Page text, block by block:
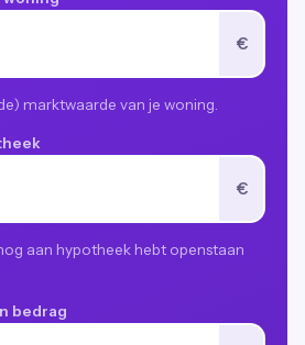
€
marktwaarde van je woning.
€
aan hypotheek hebt openstaan
bedrag